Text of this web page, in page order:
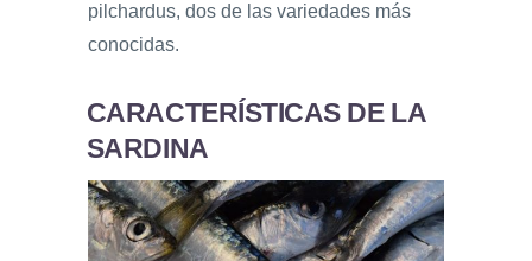
pilchardus, dos de las variedades más
conocidas.
CARACTERÍSTICAS DE LA
SARDINA